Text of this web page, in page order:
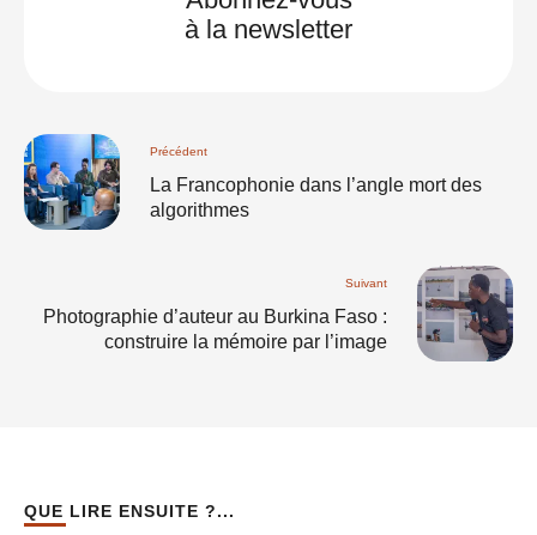
à la newsletter
Précédent
La Francophonie dans l’angle mort des
algorithmes
Suivant
Photographie d’auteur au Burkina Faso :
construire la mémoire par l’image
QUE LIRE ENSUITE ?...